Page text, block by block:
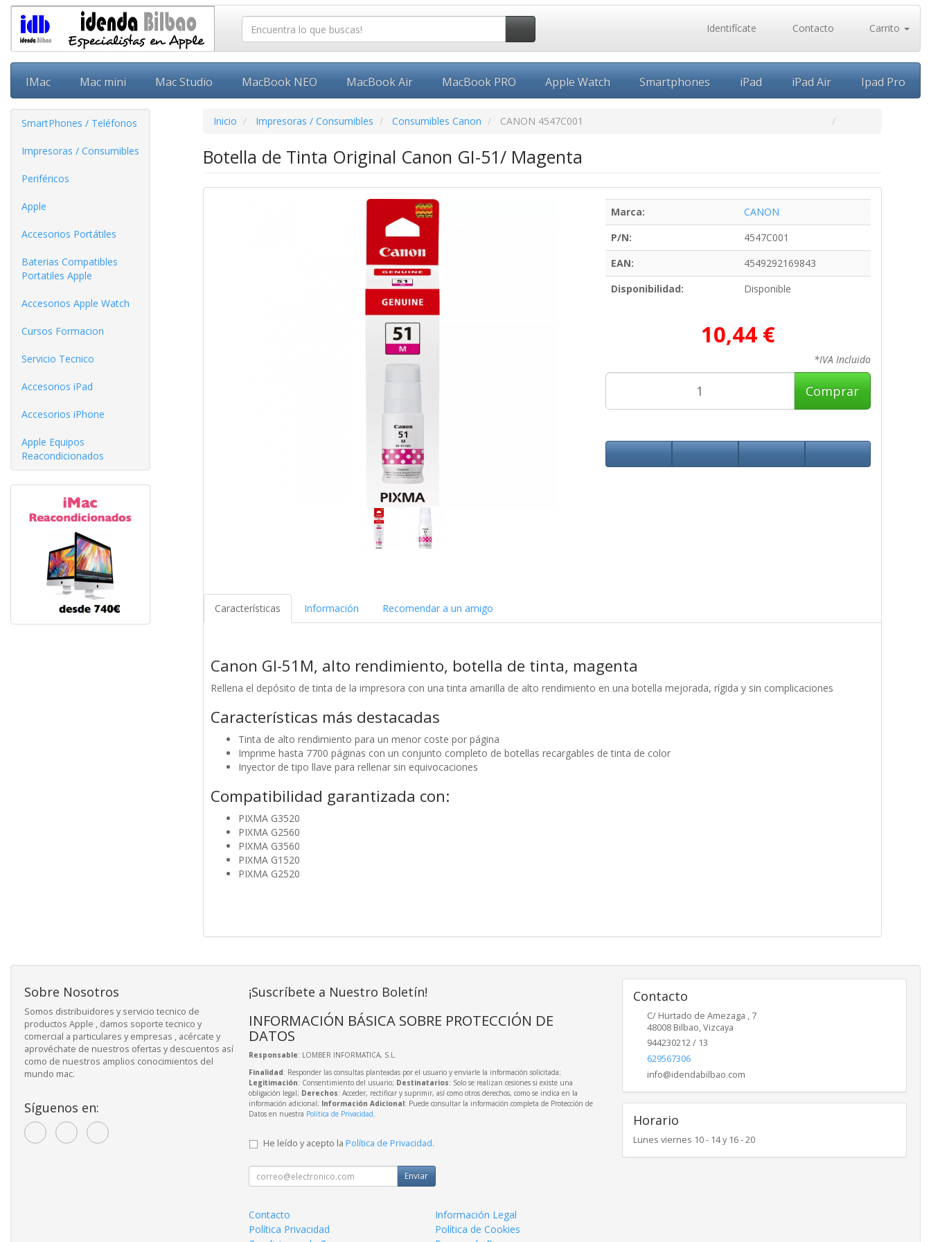
Identifícate Contacto Carrito
IMac Mac mini Mac Studio MacBook NEO MacBook Air MacBook PRO Apple Watch Smartphones iPad iPad Air Ipad Pro
SmartPhones / Teléfonos
Impresoras / Consumibles
Periféricos
Apple
Accesorios Portátiles
Baterias Compatibles
Portatiles Apple
Accesorios Apple Watch
Cursos Formacion
Servicio Tecnico
Accesorios iPad
Accesorios iPhone
Apple Equipos
Reacondicionados
Inicio Impresoras / Consumibles Consumibles Canon CANON 4547C001
Botella de Tinta Original Canon GI-51/ Magenta
Marca:
CANON
P/N:
4547C001
EAN:
4549292169843
Disponibilidad:
Disponible
10,44 €
*IVA Incluido
Comprar
Características Información Recomendar a un amigo
Canon GI-51M, alto rendimiento, botella de tinta, magenta
Rellena el depósito de tinta de la impresora con una tinta amarilla de alto rendimiento en una botella mejorada, rígida y sin complicaciones
Características más destacadas
Tinta de alto rendimiento para un menor coste por página
Imprime hasta 7700 páginas con un conjunto completo de botellas recargables de tinta de color
Inyector de tipo llave para rellenar sin equivocaciones
Compatibilidad garantizada con:
PIXMA G3520
PIXMA G2560
PIXMA G3560
PIXMA G1520
PIXMA G2520
Sobre Nosotros
Somos distribuidores y servicio tecnico de
productos Apple , damos soporte tecnico y
comercial a particulares y empresas , acércate y
aprovéchate de nuestros ofertas y descuentos así
como de nuestros amplios conocimientos del
mundo mac.
Síguenos en:
¡Suscríbete a Nuestro Boletín!
INFORMACIÓN BÁSICA SOBRE PROTECCIÓN DE
DATOS
Responsable: LOMBER INFORMATICA, S.L.
Finalidad: Responder las consultas planteadas por el usuario y enviarle la información solicitada;
Legitimación: Consentimiento del usuario; Destinatarios: Solo se realizan cesiones si existe una
obligación legal; Derechos: Acceder, rectificar y suprimir, así como otros derechos, como se indica en la
información adicional; Información Adicional: Puede consultar la información completa de Protección de
Datos en nuestra Política de Privacidad.
He leído y acepto la Política de Privacidad.
Enviar
Contacto
Información Legal
Política Privacidad
Política de Cookies
Contacto
C/ Hurtado de Amezaga , 7
48008 Bilbao,Vizcaya
944230212 / 13
629567306
info@idendabilbao.com
Horario
Lunes viernes 10 - 14 y 16 - 20